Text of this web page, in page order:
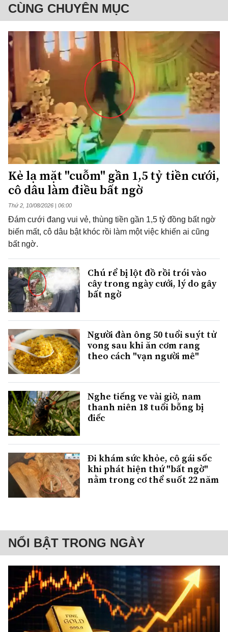
CÙNG CHUYÊN MỤC
Kẻ lạ mặt "cuỗm" gần 1,5 tỷ tiền cưới,
cô dâu làm điều bất ngờ
Thứ 2, 10/08/2026 | 06:00
Đám cưới đang vui vẻ, thùng tiền gần 1,5 tỷ đồng bất ngờ
biến mất, cô dâu bật khóc rồi làm một việc khiến ai cũng
bất ngờ.
Chú rể bị lột đồ rồi trói vào
cây trong ngày cưới, lý do gây
bất ngờ
Người đàn ông 50 tuổi suýt tử
vong sau khi ăn cơm rang
theo cách "vạn người mê"
Nghe tiếng ve vài giờ, nam
thanh niên 18 tuổi bỗng bị
điếc
Đi khám sức khỏe, cô gái sốc
khi phát hiện thứ "bất ngờ"
nằm trong cơ thể suốt 22 năm
NỔI BẬT TRONG NGÀY